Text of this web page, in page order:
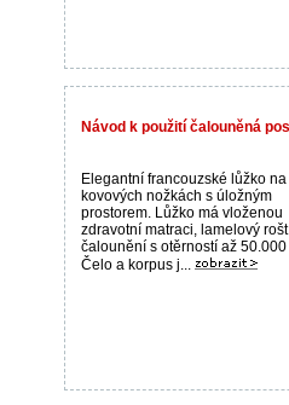
Návod k použití čalouněná
Elegantní francouzské lůžko na
kovových nožkách s úložným
prostorem. Lůžko má vloženou
zdravotní matraci, lamelový
čalounění s otěrností až 50.000
Čelo a korpus j...